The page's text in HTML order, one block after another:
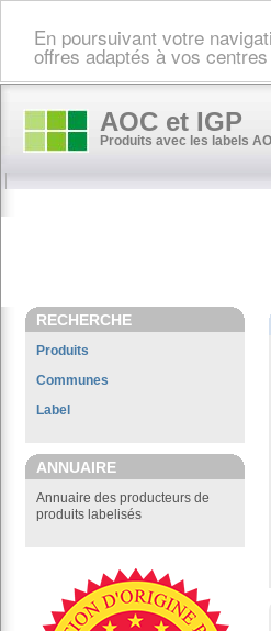
En poursuivant votre
offres adaptés à vos
AOC et IGP
Produits avec les labels
RECHERCHE
Produits
Communes
Label
ANNUAIRE
Annuaire des producteurs de
produits labelisés